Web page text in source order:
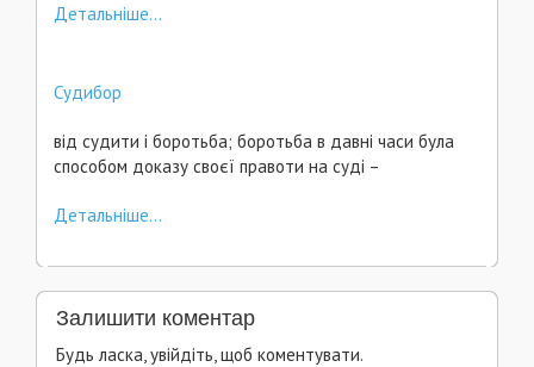
Детальніше...
Судибор
від судити і боротьба; боротьба в давні часи була
способом доказу своєї правоти на суді –
Детальніше...
Залишити коментар
Будь ласка, увійдіть, щоб коментувати.